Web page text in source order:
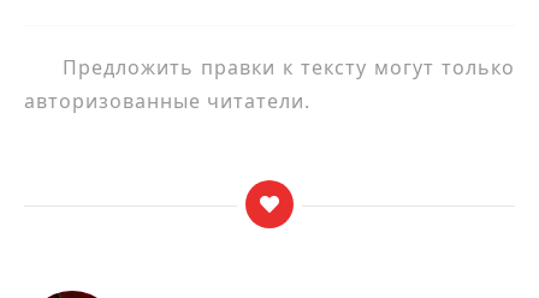
Предложить правки к тексту могут только
авторизованные читатели.